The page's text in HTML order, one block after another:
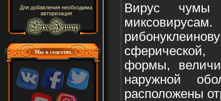
Для добавления необходима
авторизация
Мы в соцсетях
Вирус чумы
формы,
наружной
расположены